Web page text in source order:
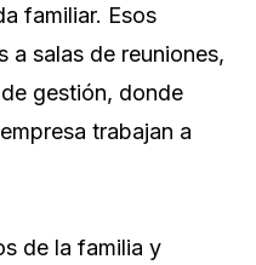
familiar. Esos
a salas de reuniones,
gestión, donde
trabajan a
de la familia y